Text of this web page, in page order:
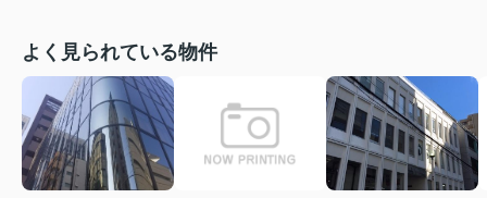
よく見られている物件